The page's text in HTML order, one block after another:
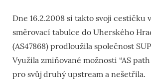
Dne 16.2.2008 si takto svoji cestičku
směrovací tabulce do Uherského
(AS47868) prodloužila společnost
Využila zmiňované možnosti “AS
pro svůj druhý upstream a nešetřila.